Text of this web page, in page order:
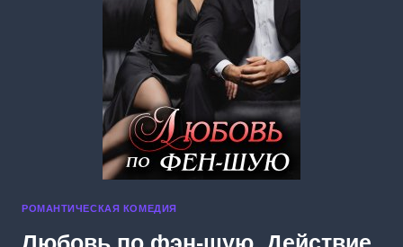
РОМАНТИЧЕСКАЯ КОМЕДИЯ